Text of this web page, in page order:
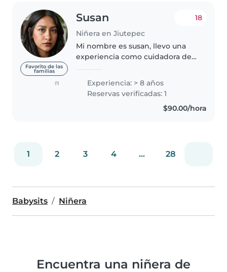
Favorito de las
familias
(1)
Susan
Niñera en Jiutepec
18
Mi nombre es susan, llevo una
experiencia como cuidadora de
Desde preparatoria curse
puericultura y cursos de
primeros auxilios, e laborado en
Experiencia: > 8 años
Reservas verificadas: 1
$90.00/hora
1 2 3 4 ... 28
Babysits Niñera
Encuentra una niñera de